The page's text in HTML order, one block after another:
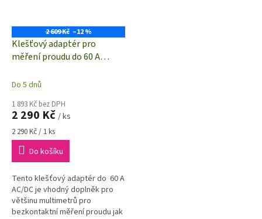
2 609 Kč –12 %
Klešťový adaptér pro
měření proudu do 60 A
Do 5 dnů
1 893 Kč bez DPH
2 290 Kč / ks
Měrná
cena:
2 290 Kč / 1 ks
Do košíku
Tento klešťový adaptér do 60 A
AC/DC je vhodný doplněk pro
většinu multimetrů pro
bezkontaktní měření proudu jak